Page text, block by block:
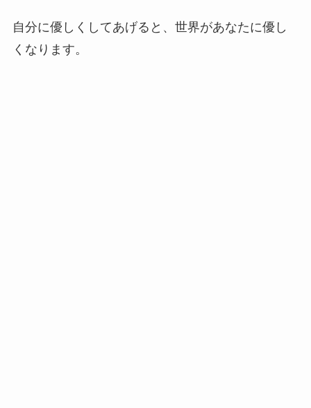
自分に優しくしてあげると、世界があなたに優し
くなります。